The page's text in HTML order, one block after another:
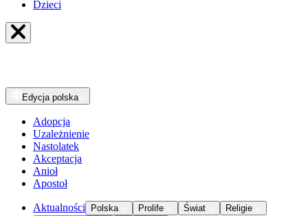
Dzieci
Edycja polska
Adopcja
Uzależnienie
Nastolatek
Akceptacja
Anioł
Apostoł
Aktualności Polska Prolife Świat
Religie